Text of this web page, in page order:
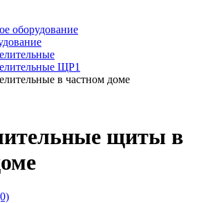
оборудование
ЩР1
в частном доме
щиты в